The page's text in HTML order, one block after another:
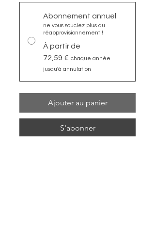
Abonnement annuel
ne vous souciez plus du
réapprovisionnement !
À partir de
72,59 € chaque année
jusqu'à annulation
Ajouter au panier
S'abonner